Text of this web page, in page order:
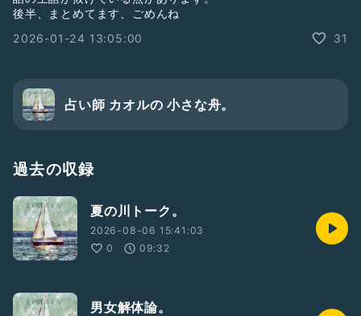
後半、まとめてます、ごめんね
2026-01-24 13:05:00
31
占い師 カオルの 小さな舟。
過去の収録
夏の川トーク。
2026-08-06 15:41:03
0
09:32
男女解体論。